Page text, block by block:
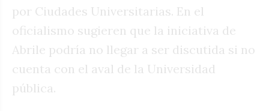
por Ciudades Universitarias. En el
oficialismo sugieren que la iniciativa de
Abrile podría no llegar a ser discutida si no
cuenta con el aval de la Universidad
pública.